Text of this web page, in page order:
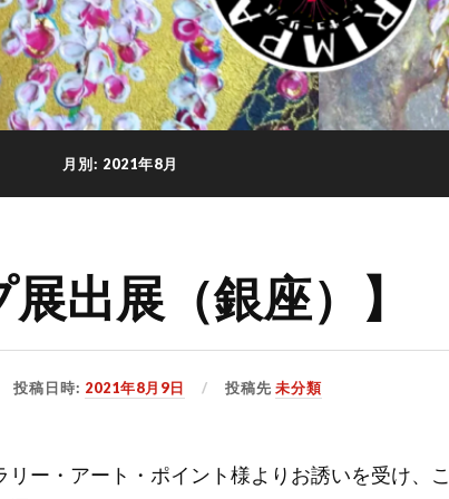
月別: 2021年8月
展出展（銀座）】
投稿日時: 2021年8月9日 投稿先未分類
ー・アート・ポイント様よりお誘いを受け、こ